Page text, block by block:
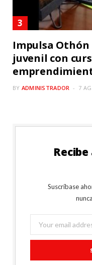
Impulsa
juvenil con
BY ADMINISTRADOR 7
Suscríbase